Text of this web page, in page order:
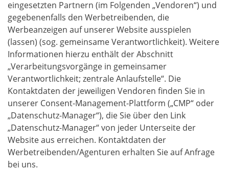
eingesetzten Partnern (im Folgenden „Vendoren“) und
gegebenenfalls den Werbetreibenden, die
Werbeanzeigen auf unserer Website ausspielen
(lassen) (sog. gemeinsame Verantwortlichkeit). Weitere
Informationen hierzu enthält der Abschnitt
„Verarbeitungsvorgänge in gemeinsamer
Verantwortlichkeit; zentrale Anlaufstelle“. Die
Kontaktdaten der jeweiligen Vendoren finden Sie in
unserer Consent-Management-Plattform („CMP“ oder
„Datenschutz-Manager“), die Sie über den Link
„Datenschutz-Manager“ von jeder Unterseite der
Website aus erreichen. Kontaktdaten der
Werbetreibenden/Agenturen erhalten Sie auf Anfrage
bei uns.